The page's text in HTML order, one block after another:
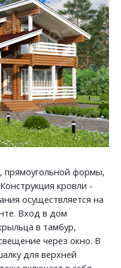
формы,
кровли -
осуществляется на
Вход в дом
в тамбур,
через окно. В
для верхней